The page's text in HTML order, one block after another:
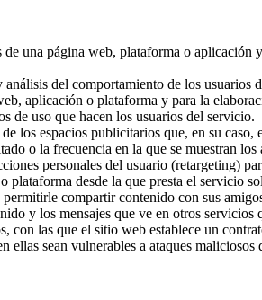
una página web, plataforma o
del comportamiento de los
aplicación o plataforma y para la
de uso que hacen los usuarios del servicio.
los espacios publicitarios que, en su
o la frecuencia en la que se muestran los
personales del usuario (retargeting)
plataforma desde la que presta el servicio
compartir contenido con sus
y los mensajes que ve en otros servicios
con las que el sitio web establece un
sean vulnerables a ataques maliciosos